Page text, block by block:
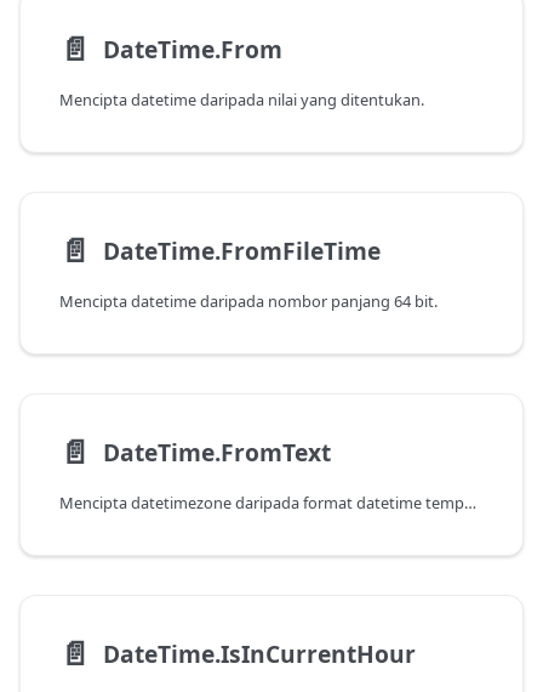
📄️ DateTime.From
Mencipta datetime daripada nilai yang ditentukan.
📄️ DateTime.FromFileTime
Mencipta datetime daripada nombor panjang 64 bit.
📄️ DateTime.FromText
Mencipta datetimezone daripada format datetime tempatan dan universal.
📄️ DateTime.IsInCurrentHour